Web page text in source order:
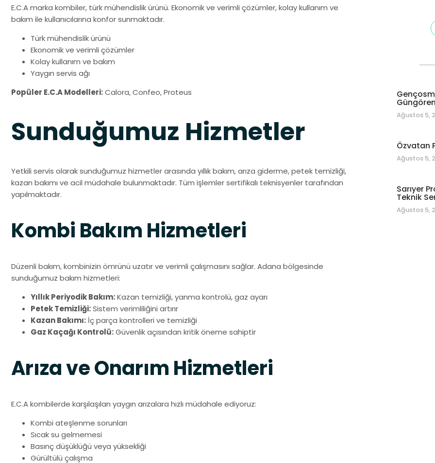
E.C.A marka kombiler, türk mühendislik ürünü. Ekonomik ve verimli çözümler, kolay kullanım ve
bakım ile kullanıcılarına konfor sunmaktadır.
Türk mühendislik ürünü
Ekonomik ve verimli çözümler
Kolay kullanım ve bakım
Yaygın servis ağı
Popüler E.C.A Modelleri:Calora, Confeo, Proteus
Sunduğumuz Hizmetler
Yetkili servis olarak sunduğumuz hizmetler arasında yıllık bakım, arıza giderme, petek temizliği,
kazan bakımı ve acil müdahale bulunmaktadır. Tüm işlemler sertifikalı teknisyenler tarafından
yapılmaktadır.
Kombi Bakım Hizmetleri
Düzenli bakım, kombinizin ömrünü uzatır ve verimli çalışmasını sağlar. Adana bölgesinde
sunduğumuz bakım hizmetleri:
Yıllık Periyodik Bakım:Kazan temizliği, yanma kontrolü, gaz ayarı
Petek Temizliği:Sistem verimliliğini artırır
Kazan Bakımı: İç parça kontrolleri ve temizliği
Gaz Kaçağı Kontrolü:Güvenlik açısından kritik öneme sahiptir
Arıza ve Onarım Hizmetleri
E.C.A kombilerde karşılaşılan yaygın arızalara hızlı müdahale ediyoruz:
Kombi ateşlenme sorunları
Sıcak su gelmemesi
Basınç düşüklüğü veya yüksekliği
Gürültülü çalışma
Ağustos 5,
Özvatan
Ağustos 5,
Sarıyer
Teknik
Ağustos 5,